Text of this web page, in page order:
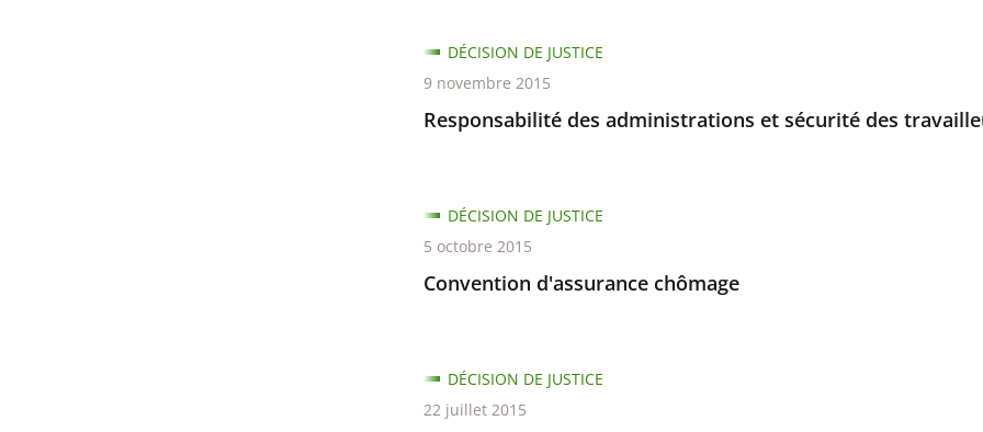
Responsabilité des administrations et sécurité des
DÉCISION DE JUSTICE
9 novembre 2015
Convention d'assurance chômage
DÉCISION DE JUSTICE
5 octobre 2015
DÉCISION DE JUSTICE
22 juillet 2015